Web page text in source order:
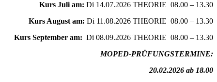
Kurs Juli am: Di 14.07.2026 THEORIE 08.00 – 13.30
Kurs August am: Di 11.08.2026 THEORIE 08.00 – 13.30
Kurs September am: Di 08.09.2026 THEORIE 08.00 – 13.30
MOPED-PRÜFUNGSTERMINE:
20.02.2026 ab 18.00